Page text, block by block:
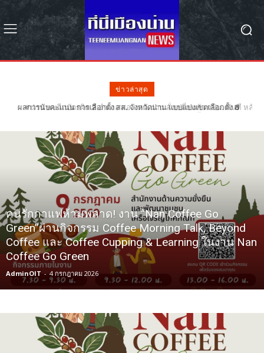
ข่าวล่าสุด
#น่าน พบฉีกบัตรผิด 2 อำเภอ ผอ.กกต.น่าน สั่งเปลี่ยนตัว กปน. ทันที หลัง
คนรักกาแฟห้ามพลาด! งาน “Nan Coffee Go
Green”ผ่านกิจกรรม Coffee Morning Talk, Beyond
Coffee และ Coffee Cupping & Learning ในงาน Nan
Coffee Go Green
AdminOIT - 4 กรกฎาคม 2026